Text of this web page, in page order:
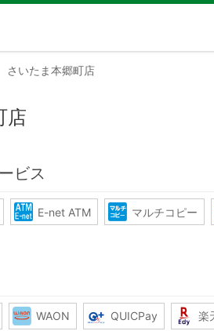
さいたま本郷町店
店
ビス
E-net ATM マルチコピー
WAON QUICPay 楽